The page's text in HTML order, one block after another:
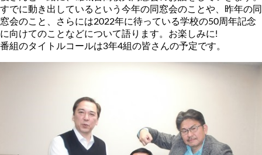
すでに動き出しているという今年の同窓会のことや、昨年の同
窓会のこと、さらには2022年に待っている学校の50周年記念
に向けてのことなどについて語ります。お楽しみに!
番組のタイトルコールは3年4組の皆さんの予定です。